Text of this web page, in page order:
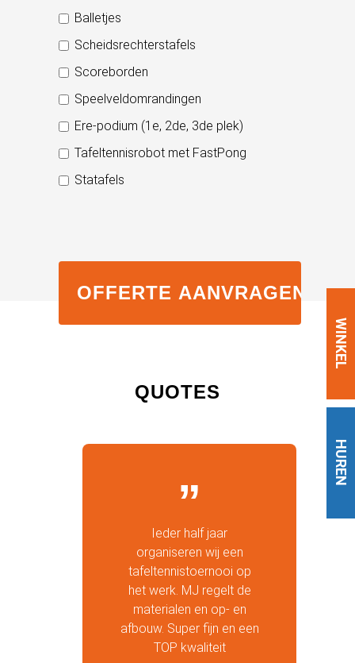
HUREN
WINKEL
Balletjes
Scheidsrechterstafels
Scoreborden
Speelveldomrandingen
Ere-podium (1e, 2de, 3de plek)
Tafeltennisrobot met FastPong
Statafels
QUOTES
Ieder half jaar
organiseren wij een
tafeltennistoernooi op
het werk. MJ regelt de
materialen en op- en
afbouw. Super fijn en een
TOP kwaliteit